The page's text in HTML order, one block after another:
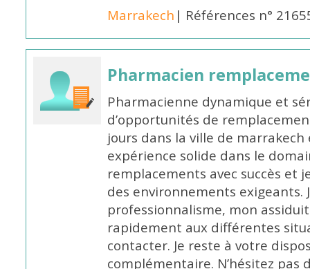
Marrakech | Références n°
Pharmacien
Pharmacienne dynamique et
d’opportunités de
jours dans la ville de marrakech
expérience solide dans le
remplacements avec succès et
des environnements exigeants.
professionnalisme, mon
rapidement aux différentes
contacter. Je reste à votre
complémentaire. N’hésitez